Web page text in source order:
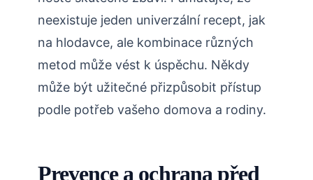
neexistuje jeden univerzální recept, ​jak
na hlodavce, ale kombinace různých‍
metod může vést k úspěchu. ⁢Někdy
může být užitečné přizpůsobit ⁣přístup
podle potřeb vašeho domova a rodiny.
Prevence a ochrana před